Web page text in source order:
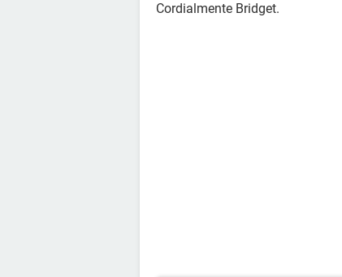
Cordialmente Bridget.